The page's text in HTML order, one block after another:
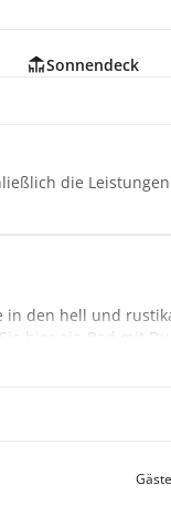
Sonnendeck
die
in den hell und
hier ein Bad mit
Kreta. Die
Wählen Sie
Paloma Garden